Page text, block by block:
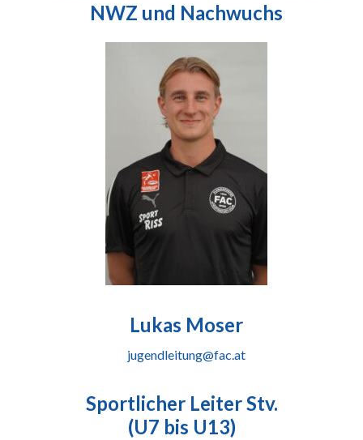
NWZ und Nachwuchs
Lukas Moser
jugendleitung@fac.at
Sportlicher Leiter Stv.
(U7 bis U13)